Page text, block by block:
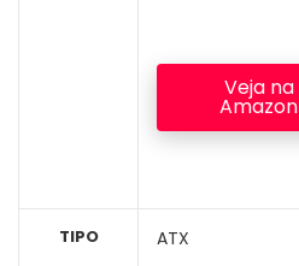
TIPO
Veja na
Amazon
ATX